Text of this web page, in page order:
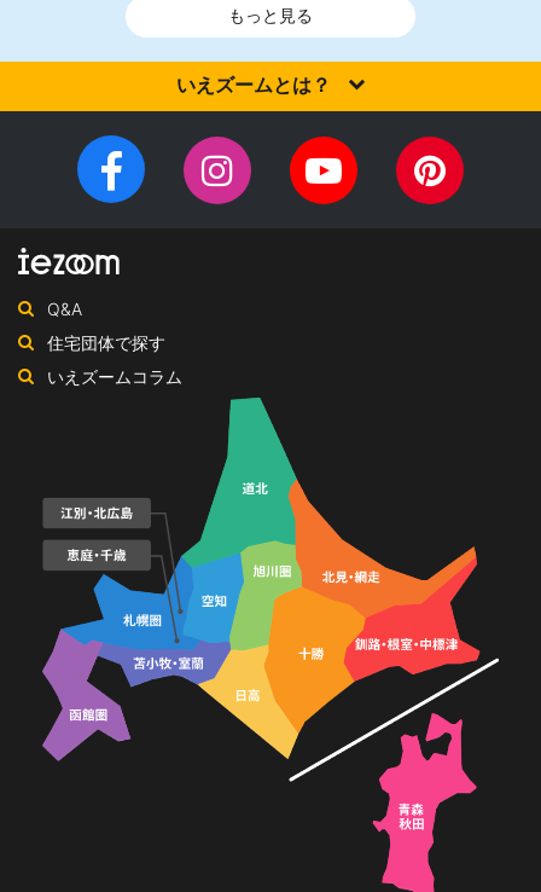
もっと見る
いえズームとは？
住宅会社を選びませんか？iezoom（いえズーム）は（株）北海道
住宅新聞社が、日頃の住宅業界への取材を元に、優れたハウスメ
ーカー・工務店を紹介するサイトです。
Facebook
ー
ジ
InstagramYouTube
チ
Q&A
住宅団体で探す
いえズームコラム